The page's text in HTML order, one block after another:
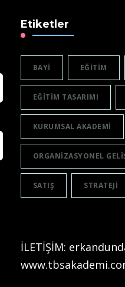
Etiketler
BAYI EĞITIM
EĞITIM TASARIMI
KURUMSAL AKADEMI
ORGANIZASYONEL
SATIŞ STRATEJI
İLETİŞİM: